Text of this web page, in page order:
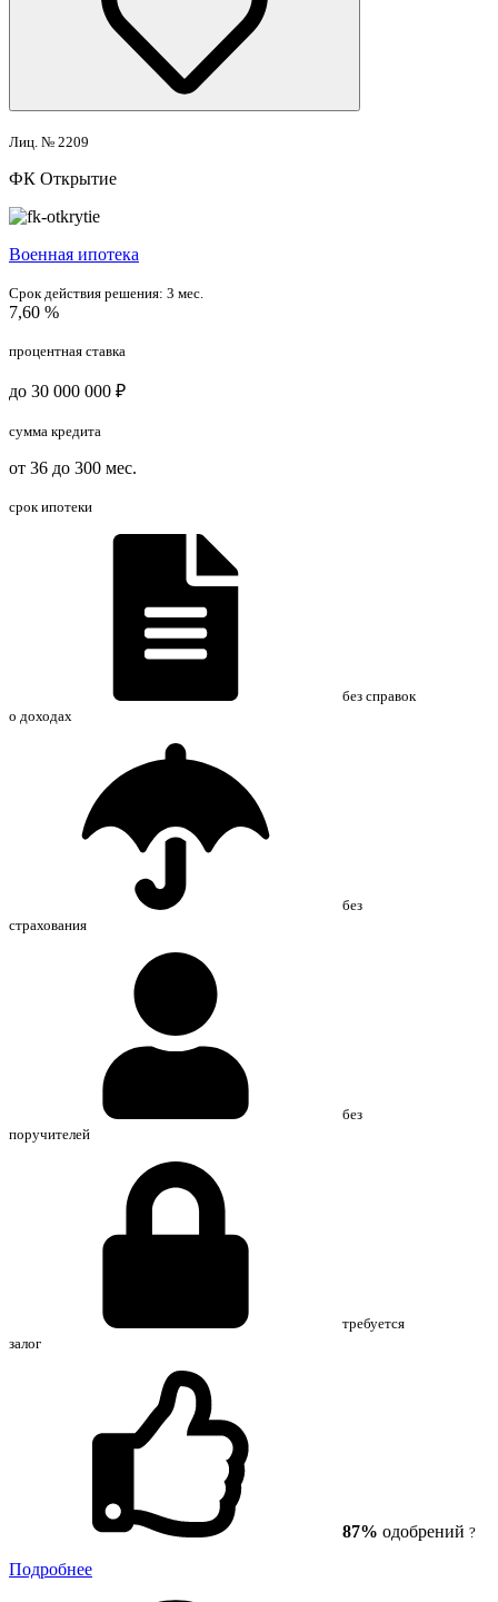
Лиц. № 2209
ФК Открытие
Военная ипотека
Срок действия решения: 3 мес.
7,60 %
процентная ставка
до 30 000 000 ₽
сумма кредита
от 36 до 300 мес.
срок ипотеки
без справок
о доходах
без
страхования
без
поручителей
требуется
залог
87% одобрений ?
Подробнее